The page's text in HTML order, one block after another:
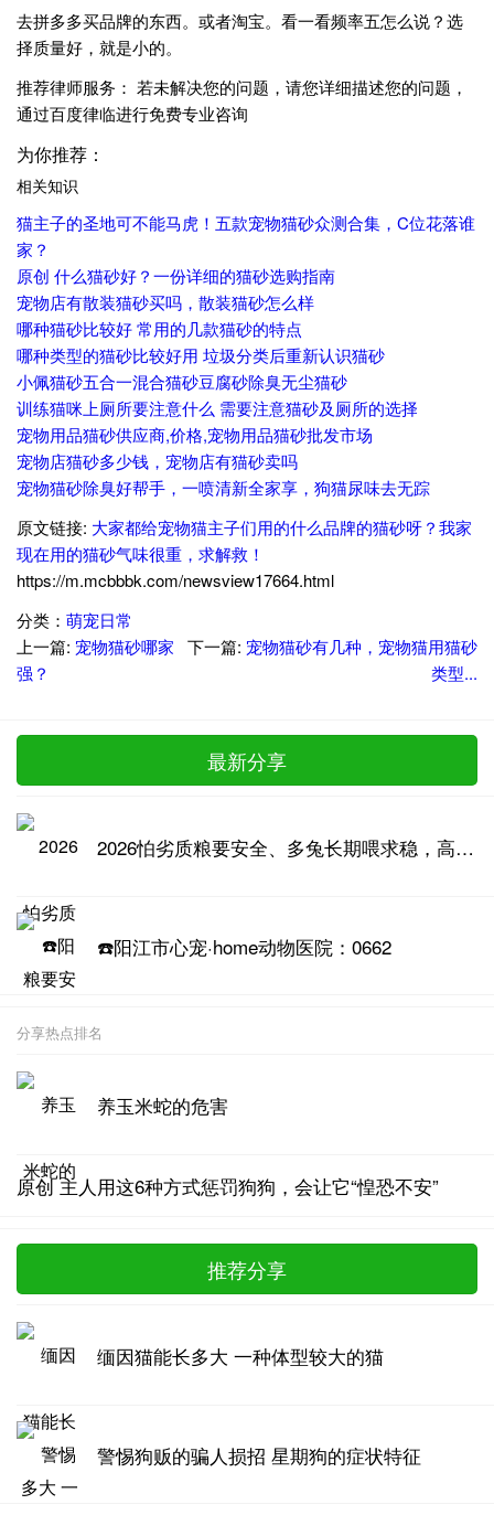
去拼多多买品牌的东西。或者淘宝。看一看频率五怎么说？选
择质量好，就是小的。
推荐律师服务： 若未解决您的问题，请您详细描述您的问题，
通过百度律临进行免费专业咨询
为你推荐：
相关知识
猫主子的圣地可不能马虎！五款宠物猫砂众测合集，C位花落谁
家？
原创 什么猫砂好？一份详细的猫砂选购指南
宠物店有散装猫砂买吗，散装猫砂怎么样
哪种猫砂比较好 常用的几款猫砂的特点
哪种类型的猫砂比较好用 垃圾分类后重新认识猫砂
小佩猫砂五合一混合猫砂豆腐砂除臭无尘猫砂
训练猫咪上厕所要注意什么 需要注意猫砂及厕所的选择
宠物用品猫砂供应商,价格,宠物用品猫砂批发市场
宠物店猫砂多少钱，宠物店有猫砂卖吗
宠物猫砂除臭好帮手，一喷清新全家享，狗猫尿味去无踪
原文链接: 大家都给宠物猫主子们用的什么品牌的猫砂呀？我家
现在用的猫砂气味很重，求解救！
https://m.mcbbbk.com/newsview17664.html
分类： 萌宠日常
上一篇: 宠物猫砂哪家
强？
下一篇: 宠物猫砂有几种，宠物猫用猫砂
类型...
最新分享
2026怕劣质粮要安全、多兔长期喂求稳，高品质兔粮推荐
☎️阳江市心宠·home动物医院：0662
分享热点排名
养玉米蛇的危害
原创 主人用这6种方式惩罚狗狗，会让它“惶恐不安”
推荐分享
缅因猫能长多大 一种体型较大的猫
警惕狗贩的骗人损招 星期狗的症状特征